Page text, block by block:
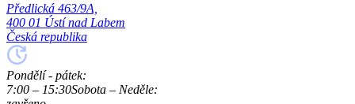
Předlická 463/9A,
400 01 Ústí nad Labem
Česká republika
Pondělí - pátek:
7:00 – 15:30Sobota – Neděle: